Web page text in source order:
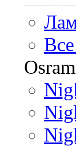
Osram